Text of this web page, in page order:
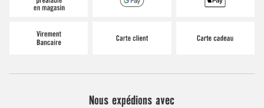
Nous expédions avec